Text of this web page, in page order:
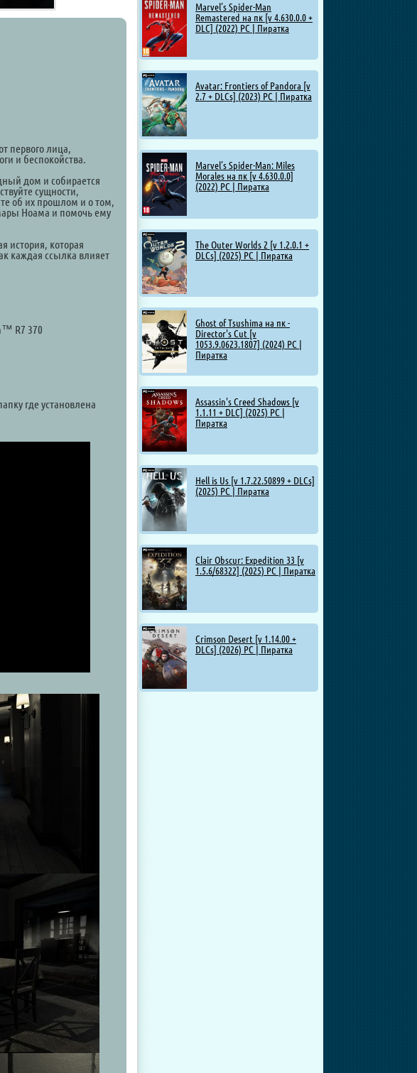
Marvel’s Spider-Man
Remastered на пк [v 4.630.0.0 +
DLC] (2022) PC | Пиратка
Avatar: Frontiers of Pandora [v
2.7 + DLCs] (2023) PC | Пиратка
Marvel’s Spider-Man: Miles
Morales на пк [v 4.630.0.0]
(2022) PC | Пиратка
The Outer Worlds 2 [v 1.2.0.1 +
DLCs] (2025) PC | Пиратка
Ghost of Tsushima на пк -
Director's Cut [v
1053.9.0623.1807] (2024) PC |
Пиратка
Assassin's Creed Shadows [v
1.1.11 + DLC] (2025) PC |
Пиратка
Hell is Us [v 1.7.22.50899 + DLCs]
(2025) PC | Пиратка
Clair Obscur: Expedition 33 [v
1.5.6/68322] (2025) PC | Пиратка
Crimson Desert [v 1.14.00 +
DLCs] (2026) PC | Пиратка
первого лица,
и беспокойства.
дом и собирается
сущности,
об их прошлом и о том,
Ноама и помочь ему
история, которая
каждая ссылка влияет
R7 370
где установлена